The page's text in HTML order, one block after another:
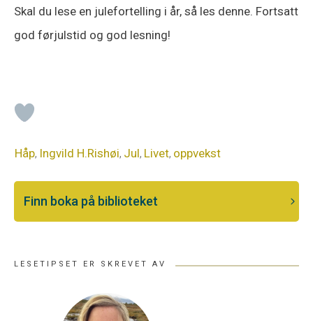
Skal du lese en julefortelling i år, så les denne. Fortsatt
god førjulstid og god lesning!
Håp, Ingvild H.Rishøi, Jul, Livet, oppvekst
Finn boka på biblioteket
LESETIPSET ER SKREVET AV